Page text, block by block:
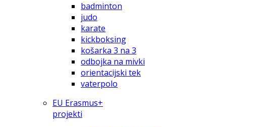
badminton
judo
karate
kickboksing
košarka 3 na 3
odbojka na mivki
orientacijski tek
vaterpolo
EU Erasmus+
projekti